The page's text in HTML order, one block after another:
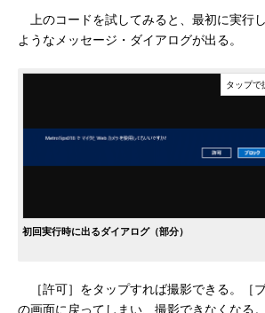
上のコードを試してみると、最初に実行
ようなメッセージ・ダイアログが出る。
初回実行時に出るダイアログ（部分）
［許可］をタップすれば撮影できる。［
の画面に戻ってしまい、撮影できなくなる